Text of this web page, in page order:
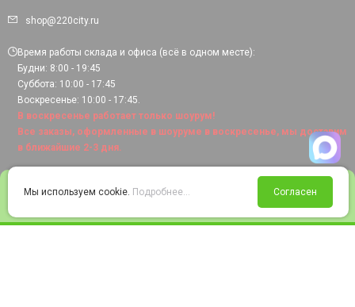
Войти Избранное Корзина
shop@220city.ru
Время работы склада и офиса (всё в одном месте):
Будни: 8:00 - 19:45
Суббота: 10:00 - 17:45
Воскресенье: 10:00 - 17:45.
В воскресенье работает только шоурум!
Все заказы, оформленные в шоуруме в воскресенье, мы доставим
в ближайшие 2-3 дня.
Мы используем cookie. Подробнее... Согласен